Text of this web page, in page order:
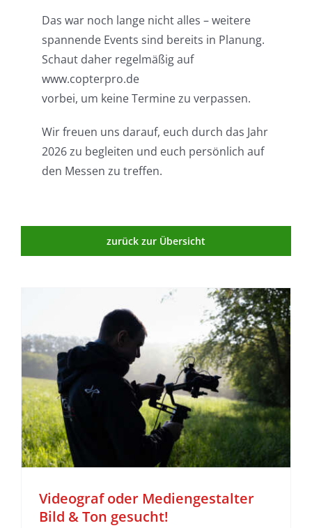
Das war noch lange nicht alles – weitere
spannende Events sind bereits in Planung.
Schaut daher regelmäßig auf
www.copterpro.de
vorbei, um keine Termine zu verpassen.
Wir freuen uns darauf, euch durch das Jahr
2026 zu begleiten und euch persönlich auf
den Messen zu treffen.
zurück zur Übersicht
Videograf oder Mediengestalter
Bild & Ton gesucht!